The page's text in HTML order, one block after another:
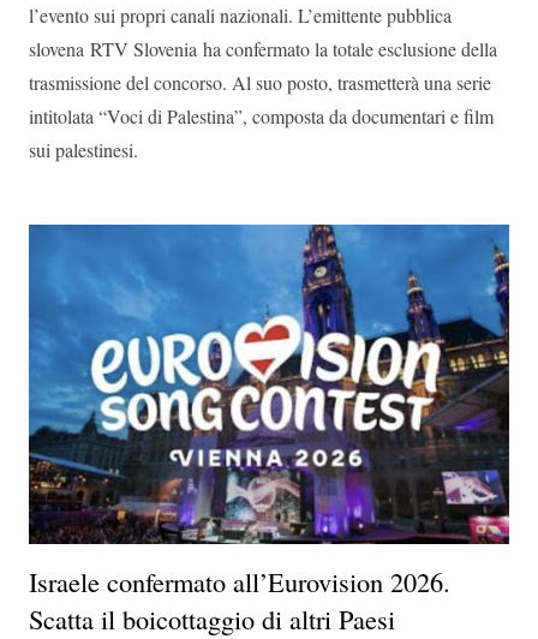
l’evento sui propri canali nazionali. L’emittente pubblica
slovena RTV Slovenia ha confermato la totale esclusione della
trasmissione del concorso. Al suo posto, trasmetterà una serie
intitolata “Voci di Palestina”, composta da documentari e film
sui palestinesi.
Israele confermato all’Eurovision 2026.
Scatta il boicottaggio di altri Paesi